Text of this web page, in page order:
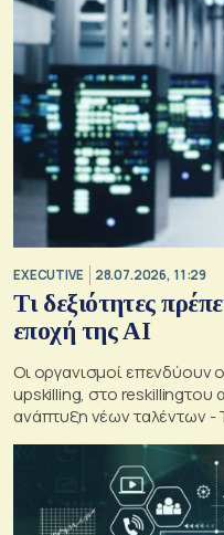
EXECUTIVE 28.07.2026, 11:29
Τι δεξιότητες
εποχή της AI
Οι οργανισμοί επενδύουν
upskilling, στο reskillingτου
ανάπτυξη νέων ταλέντων -